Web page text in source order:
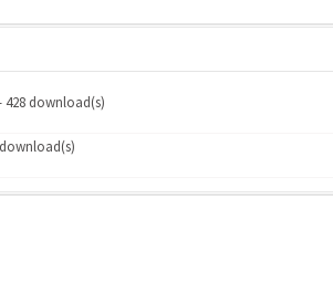
428 download(s)